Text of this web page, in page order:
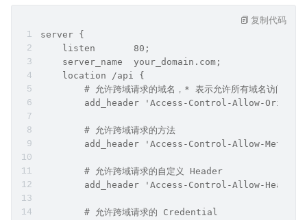
server {
    listen       80;
    server_name  your_domain.com;
    location /api {
        # 允许跨域请求的域名，* 表示允许所有域名访问
add_header 'Access-Control-Allow-Origin'
        # 允许跨域请求的方法
add_header 'Access-Control-Allow-
        # 允许跨域请求的自定义 Header
add_header 'Access-Control-Allow-
        # 允许跨域请求的 Credential
复制代码